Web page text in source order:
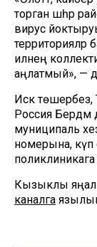
торган шәһәр
вирус
территорияләр
илнең
аңлатмый», —
Искә
Россия Бердәм
муниципаль
номерына, күп
Кызыклы
каналга